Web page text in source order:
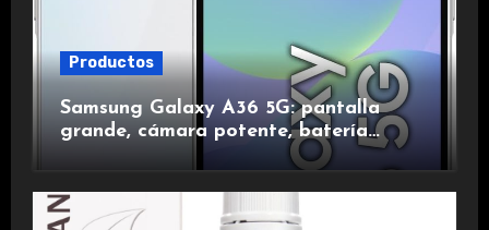
Productos
Samsung Galaxy A36 5G: pantalla
grande, cámara potente, batería
duradera y carga rápida para una